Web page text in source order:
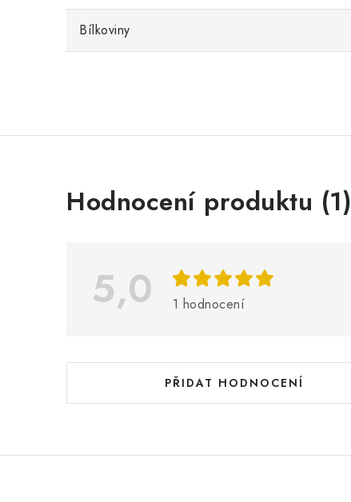
Bílkoviny
Hodnocení produktu (1)
5,0 1 hodnocení
PŘIDAT HODNOCENÍ
V
o
n
c